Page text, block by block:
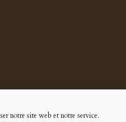
notre site web et notre service.